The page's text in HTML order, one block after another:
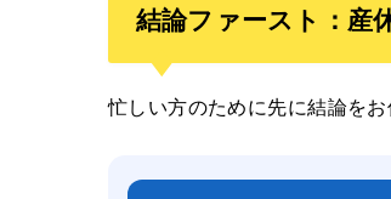
結論ファースト：産
忙しい方のために先に結論をお